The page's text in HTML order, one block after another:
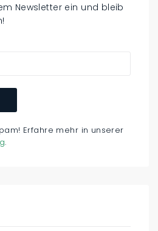
Newsletter ein und bleib
Erfahre mehr in unserer
.